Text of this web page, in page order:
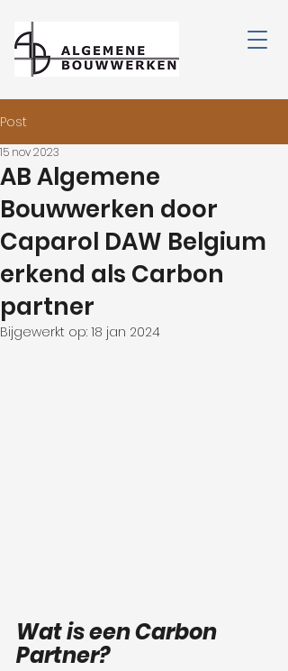
Post
AB Algemene
Bouwwerken door
Caparol DAW Belgium
erkend als Carbon
partner
15 nov 2023
Bijgewerkt op: 18 jan 2024
Wat is een Carbon
Partner?